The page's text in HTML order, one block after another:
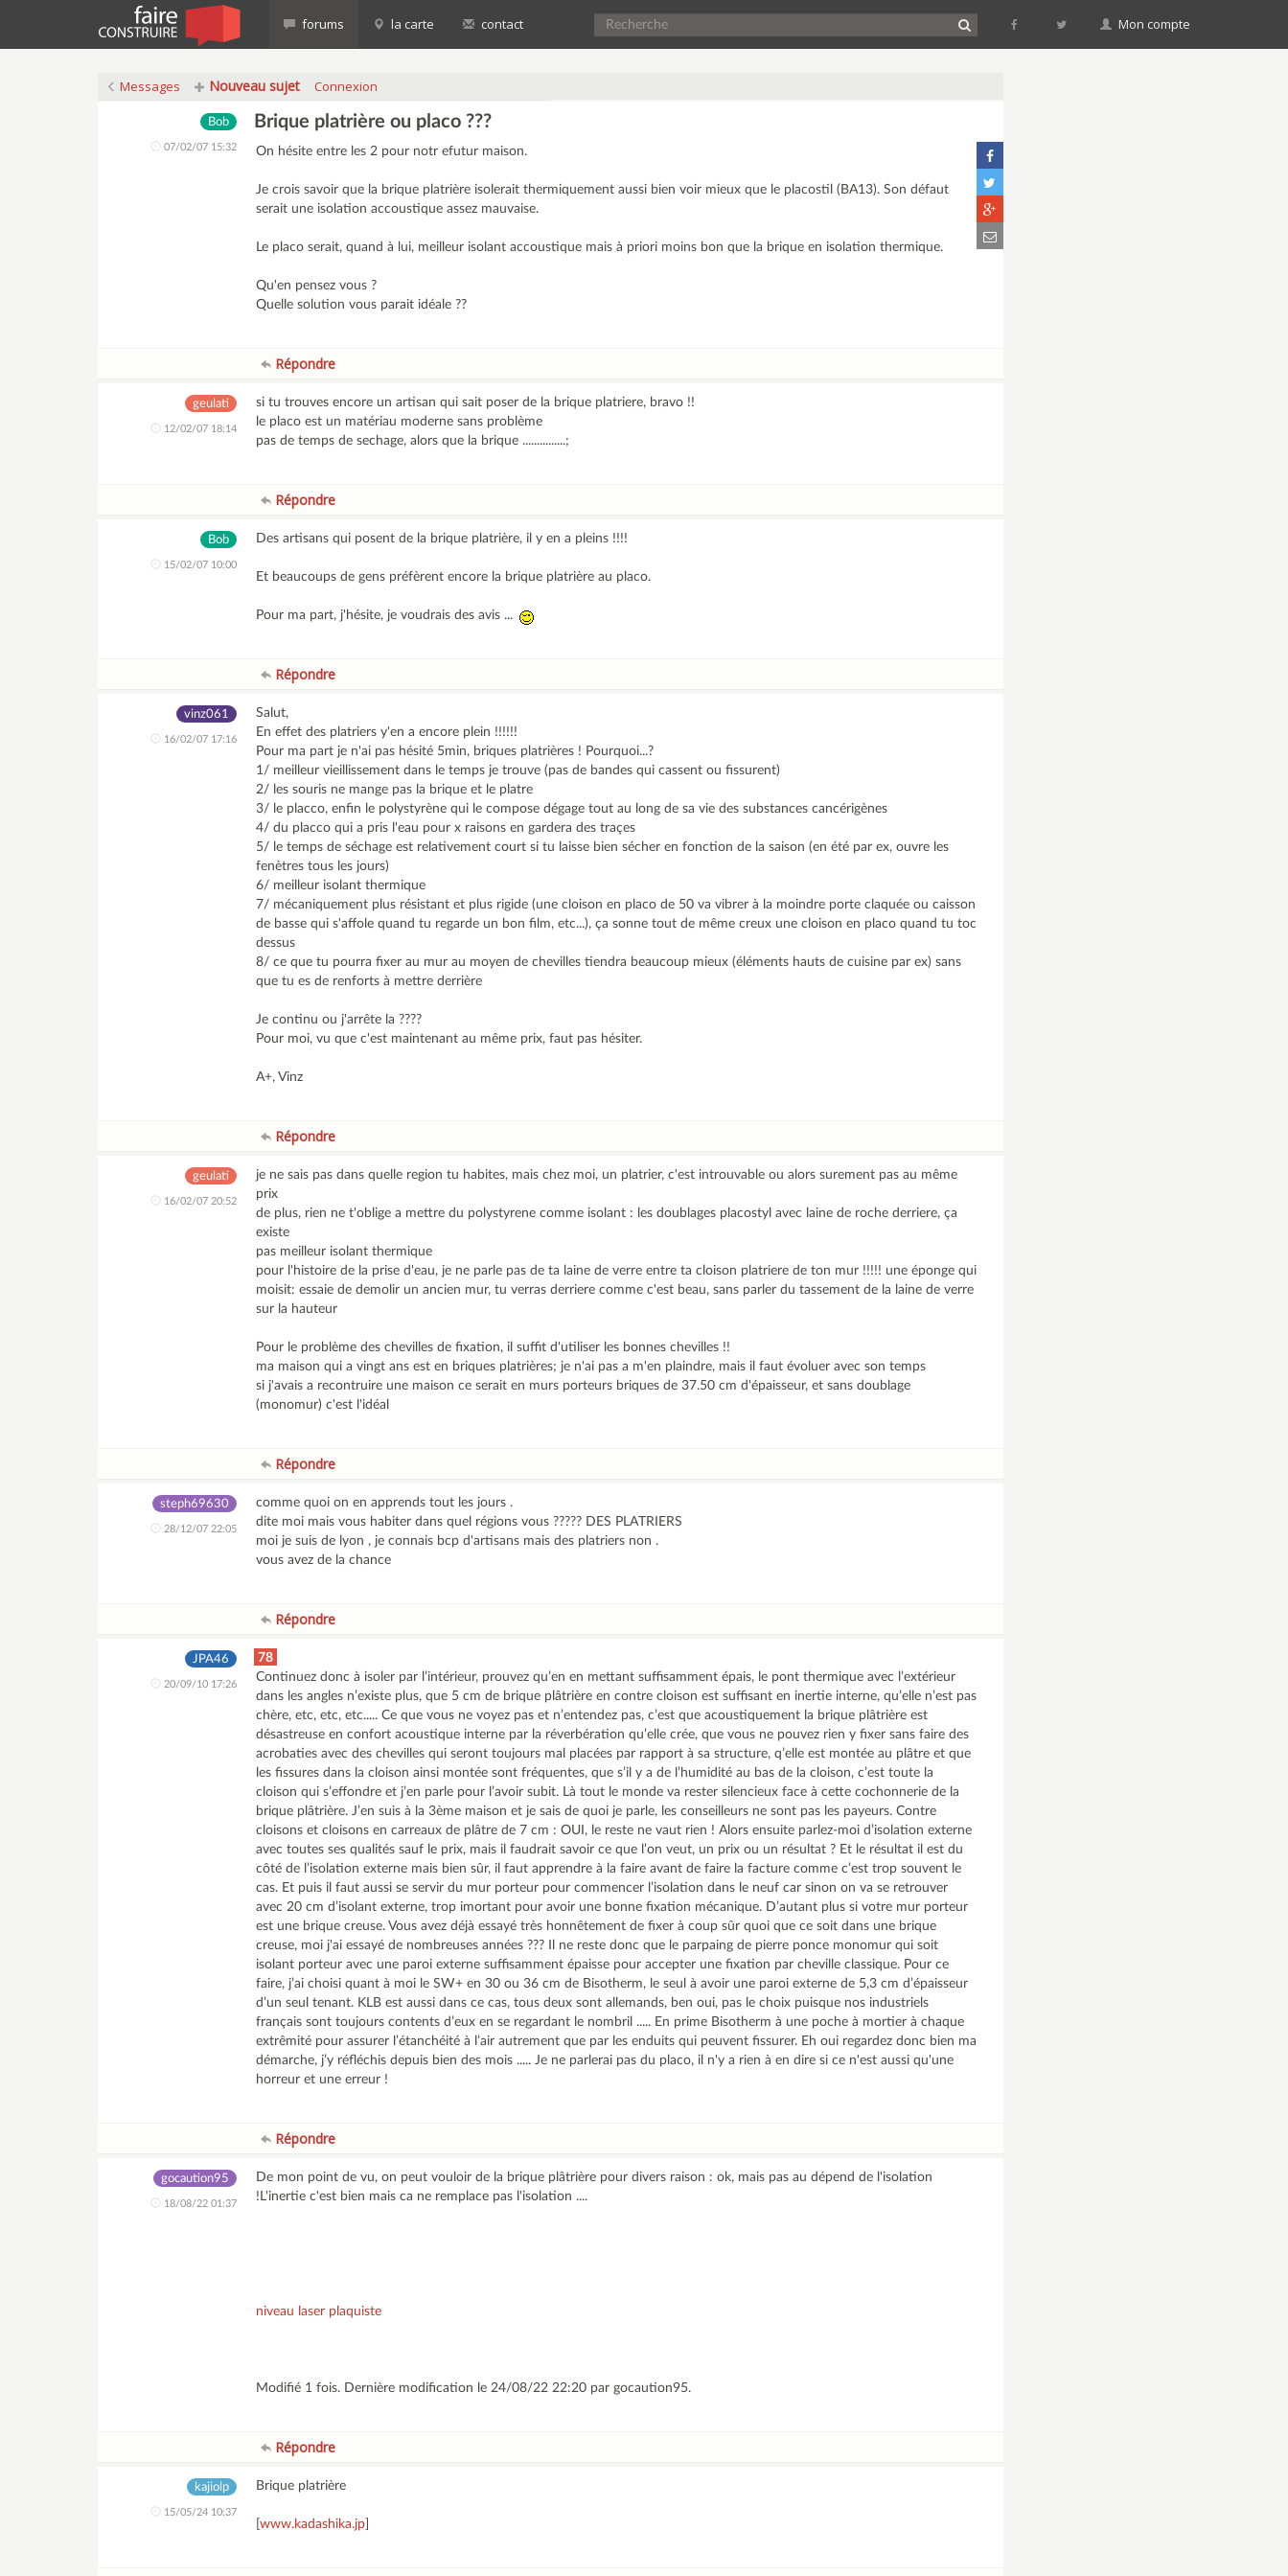
forums la carte contact Mon compte
Messages Nouveau sujet Connexion
Bob
07/02/07 15:32
Brique platrière ou placo ???
On hésite entre les 2 pour notr efutur maison.
Je crois savoir que la brique platrière isolerait thermiquement aussi bien voir mieux que le placostil (BA13). Son défaut
serait une isolation accoustique assez mauvaise.
Le placo serait, quand à lui, meilleur isolant accoustique mais à priori moins bon que la brique en isolation thermique.
Qu'en pensez vous ?
Quelle solution vous parait idéale ??
Répondre
geulati
12/02/07 18:14
si tu trouves encore un artisan qui sait poser de la brique platriere, bravo !!
le placo est un matériau moderne sans problème
pas de temps de sechage, alors que la brique ...............;
Répondre
Bob
15/02/07 10:00
Des artisans qui posent de la brique platrière, il y en a pleins !!!!
Et beaucoups de gens préfèrent encore la brique platrière au placo.
Pour ma part, j'hésite, je voudrais des avis ...
Répondre
vinz061
16/02/07 17:16
Salut,
En effet des platriers y'en a encore plein !!!!!!
Pour ma part je n'ai pas hésité 5min, briques platrières ! Pourquoi...?
1/ meilleur vieillissement dans le temps je trouve (pas de bandes qui cassent ou fissurent)
2/ les souris ne mange pas la brique et le platre
3/ le placco, enfin le polystyrène qui le compose dégage tout au long de sa vie des substances cancérigènes
4/ du placco qui a pris l'eau pour x raisons en gardera des traçes
5/ le temps de séchage est relativement court si tu laisse bien sécher en fonction de la saison (en été par ex, ouvre les
fenètres tous les jours)
6/ meilleur isolant thermique
7/ mécaniquement plus résistant et plus rigide (une cloison en placo de 50 va vibrer à la moindre porte claquée ou caisson
de basse qui s'affole quand tu regarde un bon film, etc...), ça sonne tout de même creux une cloison en placo quand tu toc
dessus
8/ ce que tu pourra fixer au mur au moyen de chevilles tiendra beaucoup mieux (éléments hauts de cuisine par ex) sans
que tu es de renforts à mettre derrière
Je continu ou j'arrête la ????
Pour moi, vu que c'est maintenant au même prix, faut pas hésiter.
A+, Vinz
Répondre
geulati
16/02/07 20:52
je ne sais pas dans quelle region tu habites, mais chez moi, un platrier, c'est introuvable ou alors surement pas au même
prix
de plus, rien ne t'oblige a mettre du polystyrene comme isolant : les doublages placostyl avec laine de roche derriere, ça
existe
pas meilleur isolant thermique
pour l'histoire de la prise d'eau, je ne parle pas de ta laine de verre entre ta cloison platriere de ton mur !!!!! une éponge qui
moisit: essaie de demolir un ancien mur, tu verras derriere comme c'est beau, sans parler du tassement de la laine de verre
sur la hauteur
Pour le problème des chevilles de fixation, il suffit d'utiliser les bonnes chevilles !!
ma maison qui a vingt ans est en briques platrières; je n'ai pas a m'en plaindre, mais il faut évoluer avec son temps
si j'avais a recontruire une maison ce serait en murs porteurs briques de 37.50 cm d'épaisseur, et sans doublage
(monomur) c'est l'idéal
Répondre
steph69630
28/12/07 22:05
comme quoi on en apprends tout les jours .
dite moi mais vous habiter dans quel régions vous ????? DES PLATRIERS
moi je suis de lyon , je connais bcp d'artisans mais des platriers non .
vous avez de la chance
Répondre
JPA46
20/09/10 17:26
78
Continuez donc à isoler par l’intérieur, prouvez qu’en en mettant suffisamment épais, le pont thermique avec l’extérieur
dans les angles n’existe plus, que 5 cm de brique plâtrière en contre cloison est suffisant en inertie interne, qu’elle n’est pas
chère, etc, etc, etc..... Ce que vous ne voyez pas et n’entendez pas, c’est que acoustiquement la brique plâtrière est
désastreuse en confort acoustique interne par la réverbération qu’elle crée, que vous ne pouvez rien y fixer sans faire des
acrobaties avec des chevilles qui seront toujours mal placées par rapport à sa structure, q’elle est montée au plâtre et que
les fissures dans la cloison ainsi montée sont fréquentes, que s’il y a de l’humidité au bas de la cloison, c’est toute la
cloison qui s’effondre et j’en parle pour l’avoir subit. Là tout le monde va rester silencieux face à cette cochonnerie de la
brique plâtrière. J’en suis à la 3ème maison et je sais de quoi je parle, les conseilleurs ne sont pas les payeurs. Contre
cloisons et cloisons en carreaux de plâtre de 7 cm : OUI, le reste ne vaut rien ! Alors ensuite parlez-moi d’isolation externe
avec toutes ses qualités sauf le prix, mais il faudrait savoir ce que l’on veut, un prix ou un résultat ? Et le résultat il est du
côté de l’isolation externe mais bien sûr, il faut apprendre à la faire avant de faire la facture comme c’est trop souvent le
cas. Et puis il faut aussi se servir du mur porteur pour commencer l’isolation dans le neuf car sinon on va se retrouver
avec 20 cm d’isolant externe, trop imortant pour avoir une bonne fixation mécanique. D’autant plus si votre mur porteur
est une brique creuse. Vous avez déjà essayé très honnêtement de fixer à coup sûr quoi que ce soit dans une brique
creuse, moi j'ai essayé de nombreuses années ??? Il ne reste donc que le parpaing de pierre ponce monomur qui soit
isolant porteur avec une paroi externe suffisamment épaisse pour accepter une fixation par cheville classique. Pour ce
faire, j’ai choisi quant à moi le SW+ en 30 ou 36 cm de Bisotherm, le seul à avoir une paroi externe de 5,3 cm d’épaisseur
d’un seul tenant. KLB est aussi dans ce cas, tous deux sont allemands, ben oui, pas le choix puisque nos industriels
français sont toujours contents d’eux en se regardant le nombril ..... En prime Bisotherm à une poche à mortier à chaque
extrêmité pour assurer l’étanchéité à l’air autrement que par les enduits qui peuvent fissurer. Eh oui regardez donc bien ma
démarche, j’y réfléchis depuis bien des mois ..... Je ne parlerai pas du placo, il n'y a rien à en dire si ce n'est aussi qu'une
horreur et une erreur !
Répondre
gocaution95
18/08/22 01:37
De mon point de vu, on peut vouloir de la brique plâtrière pour divers raison : ok, mais pas au dépend de l'isolation
!L'inertie c'est bien mais ca ne remplace pas l'isolation ....
niveau laser plaquiste
Modifié 1 fois. Dernière modification le 24/08/22 22:20 par gocaution95.
Répondre
kajiolp
15/05/24 10:37
Brique platrière
[www.kadashika.jp